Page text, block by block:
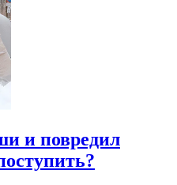
и повредил